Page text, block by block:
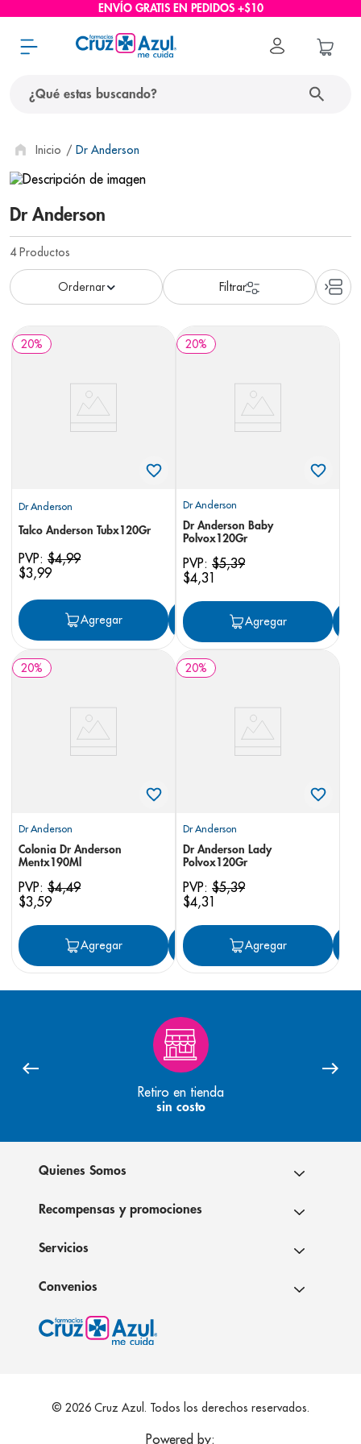
ENVÍO GRATIS EN PEDIDOS +$10
Dr Anderson
Dr Anderson
4Productos
20%
Dr Anderson
Talco Anderson Tubx120Gr
PVP: $4,99
$3,99
Agregar Agregar
20%
Dr Anderson
Dr Anderson Baby
Polvox120Gr
PVP: $5,39
$4,31
Agregar
20%
Dr Anderson
Colonia Dr Anderson
Mentx190Ml
PVP: $4,49
$3,59
Agregar Agregar
20%
Dr Anderson
Dr Anderson Lady
Polvox120Gr
PVP: $5,39
$4,31
Agregar
Retiro en tienda
sin costo
Quienes Somos
Recompensas y promociones
Servicios
Convenios
© 2026 Cruz Azul. Todos los derechos reservados.
Powered by:
términos más buscados
1. protector solar
2 . pañales
3. eucerin
4. cerave
nivea
6. shampoo
7.
pediasure
desodorante